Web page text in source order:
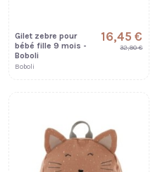
Gilet zebre pour
bébé fille 9 mois -
Boboli
Boboli
16,45 €
32,90 €